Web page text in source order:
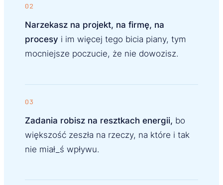
02
Narzekasz na projekt, na firmę, na
procesy i im więcej tego bicia piany, tym
mocniejsze poczucie, że nie dowozisz.
03
Zadania robisz na resztkach energii, bo
większość zeszła na rzeczy, na które i tak
nie miał_ś wpływu.